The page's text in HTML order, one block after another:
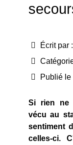
Écrit par :
Publié le
Si rien ne
vécu au
sentiment
celles-ci.